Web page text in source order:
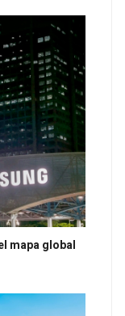
mapa global